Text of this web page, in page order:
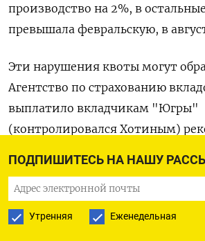
производство на 2%, в
превышала февральскую, в
Эти нарушения квоты могут
Агентство по страхованию
выплатило вкладчикам "Югры"
(контролировался Хотиным)
взыскать его имущество. К маю
Хотину и его починенным
млрд руб.Арестовано
ПОДПИШИТЕСЬ НА НАШУ
Утренняя Еженедельная